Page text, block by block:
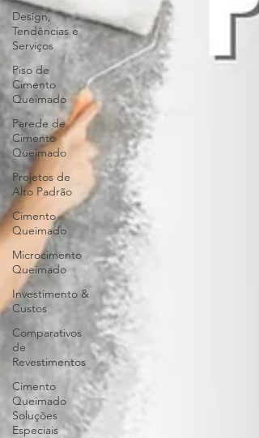
Design,
Tendências e
Serviços
Piso de
Cimento
Queimado
Parede de
Cimento
Queimado
Projetos de
Alto Padrão
Cimento
Queimado
Microcimento
Queimado
Investimento &
Custos
Comparativos
de
Revestimentos
Cimento
Queimado
Soluções
Especiais